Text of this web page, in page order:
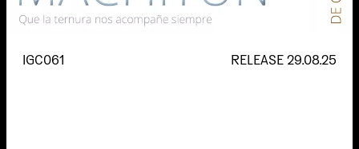
IGC061 RELEASE 29.08.25